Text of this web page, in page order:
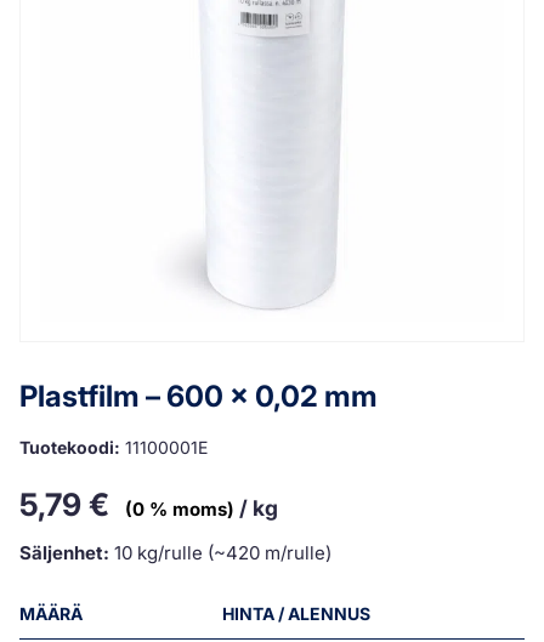
Plastfilm – 600 x 0,02 mm
Tuotekoodi: 11100001E
5,79€ (0 % moms) / kg
Säljenhet: 10 kg/rulle (~420 m/rulle)
MÄÄRÄ HINTA / ALENNUS